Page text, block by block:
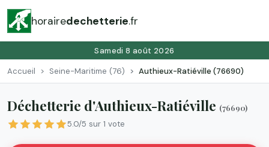
horairedechetterie.fr
Samedi 8 août 2026
Accueil Seine-Maritime (76) Authieux-Ratiéville (76690)
Déchetterie d'Authieux-Ratiéville (76690)
5.0/5 sur 1 vote